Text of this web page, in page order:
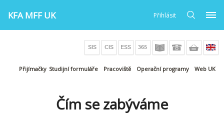
KFA MFF UK Přihlásit
Přijímačky Studijní formuláře Pracoviště Operační programy Web UK
Čím se zabýváme